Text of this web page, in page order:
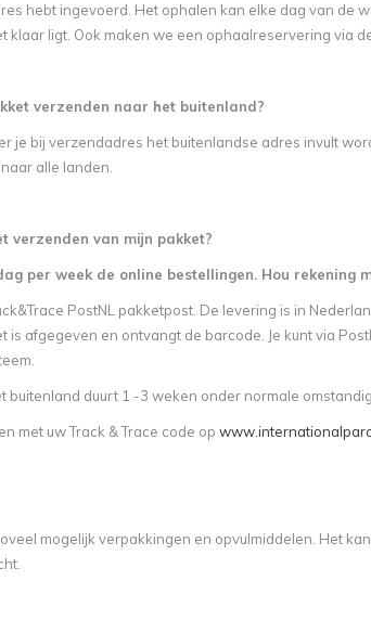
hebt ingevoerd. Het ophalen kan elke dag van de
klaar ligt. Ook maken we een ophaalreservering via
verzenden naar het buitenland?
je bij verzendadres het buitenlandse adres invult
alle landen.
verzenden van mijn pakket?
per week de online bestellingen. Hou rekening
PostNL pakketpost. De levering is in
is afgegeven en ontvangt de barcode. Je kunt via
buitenland duurt 1 -3 weken onder normale
met uw Track & Trace code op
mogelijk verpakkingen en opvulmiddelen. Het